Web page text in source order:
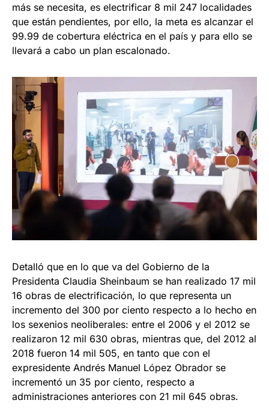
más se necesita, es electrificar 8 mil 247 localidades
que están pendientes, por ello, la meta es alcanzar el
99.99 de cobertura eléctrica en el país y para ello se
llevará a cabo un plan escalonado.
Detalló que en lo que va del Gobierno de la
Presidenta Claudia Sheinbaum se han realizado 17 mil
16 obras de electrificación, lo que representa un
incremento del 300 por ciento respecto a lo hecho en
los sexenios neoliberales: entre el 2006 y el 2012 se
realizaron 12 mil 630 obras, mientras que, del 2012 al
2018 fueron 14 mil 505, en tanto que con el
expresidente Andrés Manuel López Obrador se
incrementó un 35 por ciento, respecto a
administraciones anteriores con 21 mil 645 obras.